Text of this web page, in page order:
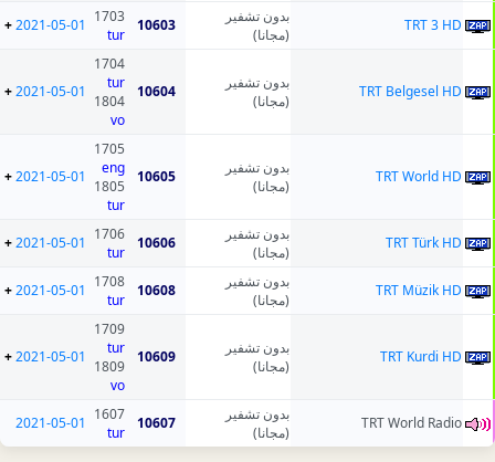
TRT 3 HD
بدون تشفير
(مجانا)
10603
1703
tur
2021-05-01
+
TRT Belgesel HD
بدون تشفير
(مجانا)
10604
1704
tur
1804
vo
2021-05-01
+
TRT World HD
بدون تشفير
(مجانا)
10605
1705
eng
1805
tur
2021-05-01
+
TRT Türk HD
بدون تشفير
(مجانا)
10606
1706
tur
2021-05-01
+
TRT Müzik HD
بدون تشفير
(مجانا)
10608
1708
tur
2021-05-01
+
TRT Kurdi HD
بدون تشفير
(مجانا)
10609
1709
tur
1809
vo
2021-05-01
+
TRT World Radio
بدون تشفير
(مجانا)
10607
1607
tur
2021-05-01